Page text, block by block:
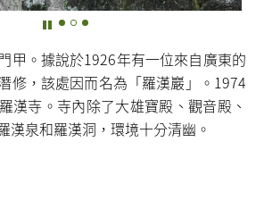
甲。據說於1926年有一位來自廣東的
修，該處因而名為「羅漢巖」。1974
漢寺。寺內除了大雄寶殿、觀音殿、
漢泉和羅漢洞，環境十分清幽。